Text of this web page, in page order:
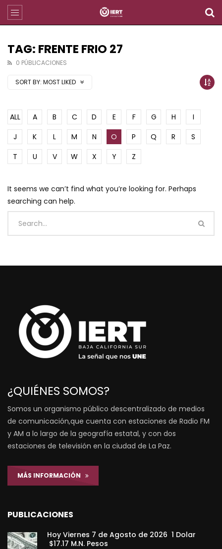
TAG: FRENTE FRIO 27
0 PÚBLICACIONES
SORT BY: MOST LIKED
ALL A B C D E F G H
I
J
K L M N O P Q R
S
T
U V W X Y Z
It seems we can’t find what you’re looking for. Perhaps
searching can help.
¿QUIÉNES SOMOS?
Somos un organismo público descentralizado de medios
de comunicación,que cuenta con estaciones de Radio FM
y AM a lo largo de la geografía estatal, y con dos
estaciones de televisión en la ciudad de La Paz.
MÁS INFORMACIÓN
PUBLICACIONES
Hoy Viernes 7 de Agosto de 2026 1 Dolar
$17.17 M.N. Pesos